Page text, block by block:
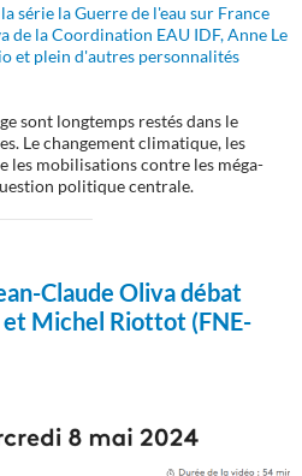
série la Guerre de l'eau sur France
de la Coordination EAU IDF, Anne Le
et plein d'autres personnalités
sont longtemps restés dans le
Le changement climatique, les
les mobilisations contre les méga-
politique centrale.
Claude Oliva débat
Michel Riottot (FNE-